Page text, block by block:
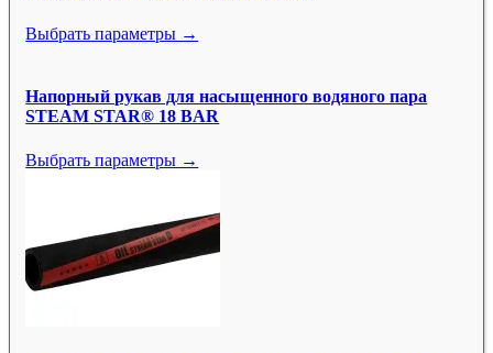
Выбрать параметры →
Напорный рукав для насыщенного водяного пара
STEAM STAR® 18 BAR
Выбрать параметры →